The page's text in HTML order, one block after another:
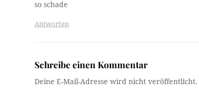
so schade
Antworten
Schreibe einen Kommentar
Deine E-Mail-Adresse wird nicht veröffentlicht.